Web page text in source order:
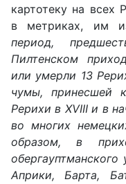
картотеку на всех
в метриках, им
период,
Пилтенском
или умерли 13
чумы, принесшей
Рерихи в XVIII и в
во многих
образом, в
обергауптманского
Априки, Барта,